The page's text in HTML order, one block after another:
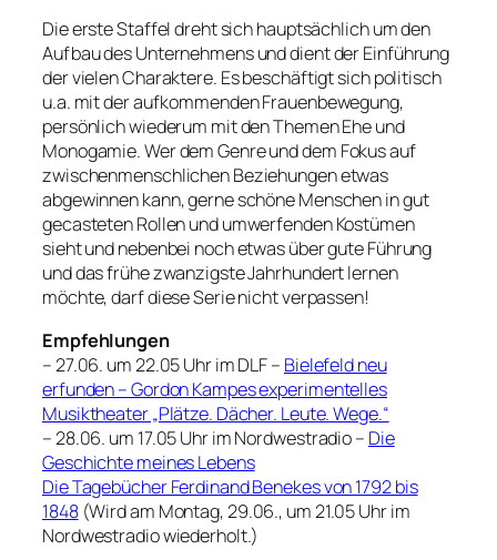
Die erste Staffel dreht sich hauptsächlich um den
Aufbau des Unternehmens und dient der Einführung
der vielen Charaktere. Es beschäftigt sich politisch
u.a. mit der aufkommenden Frauenbewegung,
persönlich wiederum mit den Themen Ehe und
Monogamie. Wer dem Genre und dem Fokus auf
zwischenmenschlichen Beziehungen etwas
abgewinnen kann, gerne schöne Menschen in gut
gecasteten Rollen und umwerfenden Kostümen
sieht und nebenbei noch etwas über gute Führung
und das frühe zwanzigste Jahrhundert lernen
möchte, darf diese Serie nicht verpassen!
Empfehlungen
– 27.06. um 22.05 Uhr im DLF – Bielefeld neu
erfunden – Gordon Kampes experimentelles
Musiktheater „Plätze. Dächer. Leute. Wege.“
– 28.06. um 17.05 Uhr im Nordwestradio – Die
Geschichte meines Lebens
Die Tagebücher Ferdinand Benekes von 1792 bis
1848(Wird am Montag, 29.06., um 21.05 Uhr im
Nordwestradio wiederholt.)